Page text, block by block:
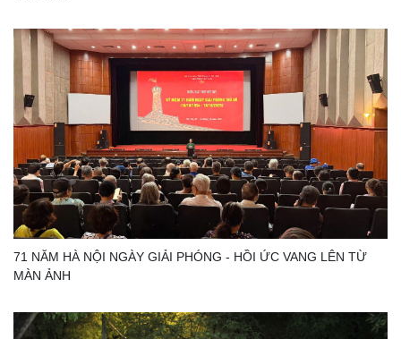
71 NĂM HÀ NỘI NGÀY GIẢI PHÓNG - HỒI ỨC VANG LÊN TỪ
MÀN ẢNH